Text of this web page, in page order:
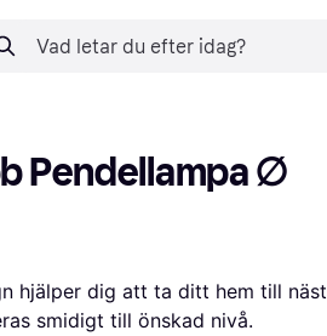
Pendellampa ∅
hjälper dig att ta ditt hem till
smidigt till önskad nivå.